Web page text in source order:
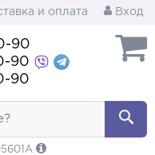
и оплата Вход
90
90
90